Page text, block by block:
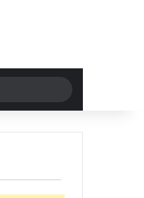
for